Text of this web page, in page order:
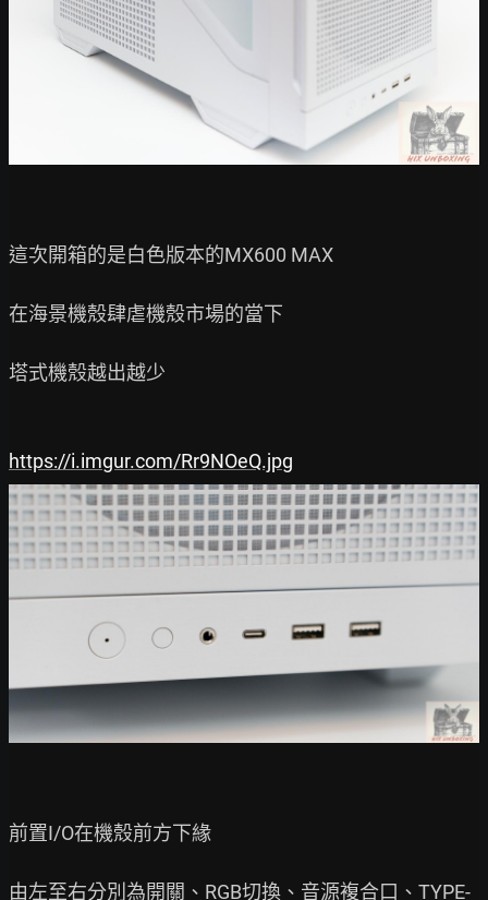
這次開箱的是白色版本的MX600 MAX
在海景機殼肆虐機殼市場的當下
塔式機殼越出越少
https://i.imgur.com/Rr9NOeQ.jpg
前置I/O在機殼前方下緣
由左至右分別為開關、RGB切換、音源複合口、TYPE-